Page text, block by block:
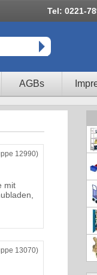
Tel: 0221-
AGBs
12990)
mit
13070)